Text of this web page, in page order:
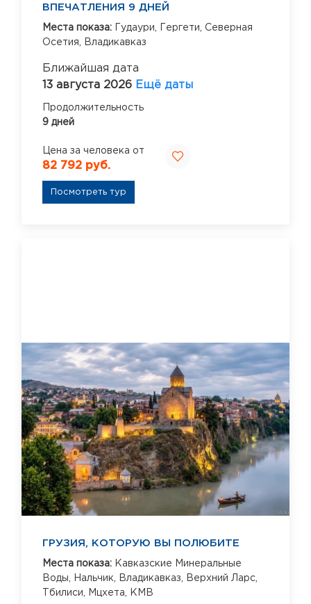
ВПЕЧАТЛЕНИЯ 9 ДНЕЙ
Места показа: Гудаури, Гергети, Северная
Осетия,
Владикавказ
Ближайшая дата
13 августа 2026 Ещё даты
Продолжительность
9 дней
Цена за человека от
82 792 руб.
Посмотреть тур
ГРУЗИЯ, КОТОРУЮ ВЫ ПОЛЮБИТЕ
Места показа: Кавказские Минеральные
Воды,
Нальчик, Владикавказ,
Верхний Ларс,
Тбилиси,
Мцхета, КМВ